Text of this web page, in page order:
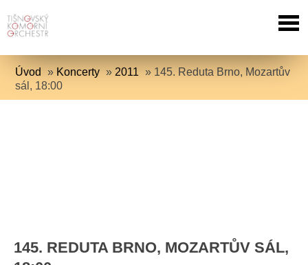
Úvod » Koncerty » 2011 » 145. Reduta Brno, Mozartův
sál, 18:00
145. REDUTA BRNO, MOZARTŮV SÁL,